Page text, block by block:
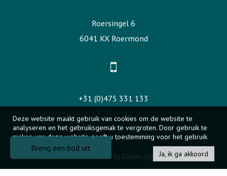
Roersingel 6
6041 KX Roermond
+31 (0)475 331 133
Developed by Zabun - Disclaimer -Privacy policy
Deze website maakt gebruik van cookies om de website te
analyseren en het gebruiksgemak te vergroten. Door gebruik te
maken van deze website geeft u toestemming voor het gebruik
van cookies.
Ja, ik ga akkoord
Breng een bod uit